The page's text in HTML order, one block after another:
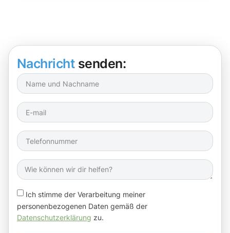
Nachricht senden:
Ich stimme der Verarbeitung meiner
personenbezogenen Daten gemäß der
Datenschutzerklärung zu.